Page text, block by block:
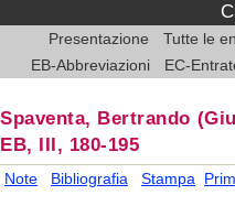
Presentazione Tutte le
EB-Abbreviazioni
EC-
Spaventa, Bertrando
EB, III, 180-195
Note Bibliografia Stampa